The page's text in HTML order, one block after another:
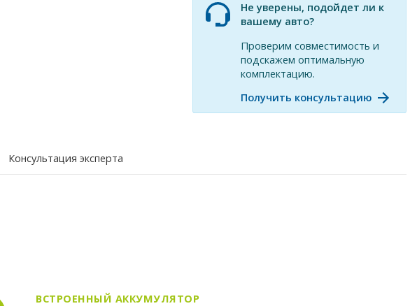
Не уверены, подойдет ли к
вашему авто?
Проверим совместимость и
подскажем оптимальную
комплектацию.
Получить консультацию
Консультация эксперта
ВСТРОЕННЫЙ АККУМУЛЯТОР